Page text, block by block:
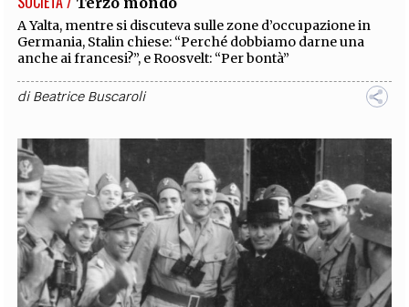
A Yalta, mentre si discuteva sulle zone d’occupazione in
Germania, Stalin chiese: “Perché dobbiamo darne una
anche ai francesi?”, e Roosvelt: “Per bontà”
diBeatrice Buscaroli